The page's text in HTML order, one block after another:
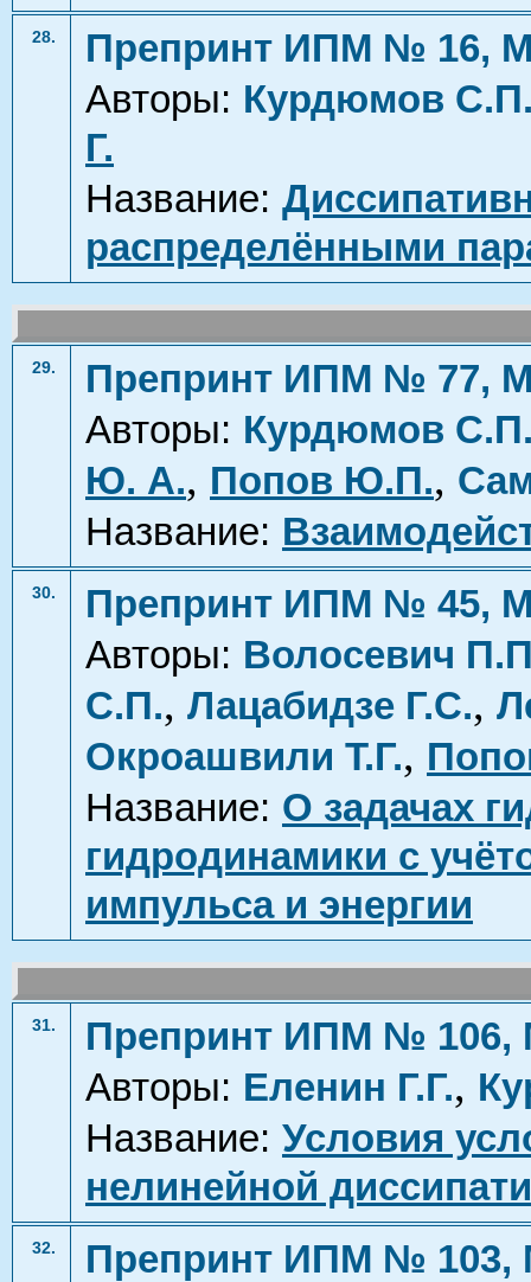
28.
Препринт ИПМ № 16,
Авторы: Курдюмов
Г.
Название:
распределёнными
29.
Препринт ИПМ № 77,
Авторы: Курдюмов
Ю. А., Попов Ю.П.,
Название:
30.
Препринт ИПМ № 45,
Авторы: Волосевич
С.П., Лацабидзе Г.С.,
Окроашвили Т.Г.,
Название: О задачах
гидродинамики с
импульса и энергии
31.
Препринт ИПМ № 106,
Авторы: Еленин Г.Г.,
Название: Условия
нелинейной
32.
Препринт ИПМ № 103,